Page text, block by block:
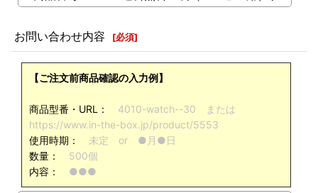
お問い合わせ内容 [必須]
【ご注文前商品確認の入力例】
商品型番・URL： 4010-watch--30 または
https://www.in-the-box.jp/product/5553
使用時期： 未定 or ●月●日
数量： 500個
内容： ●●●